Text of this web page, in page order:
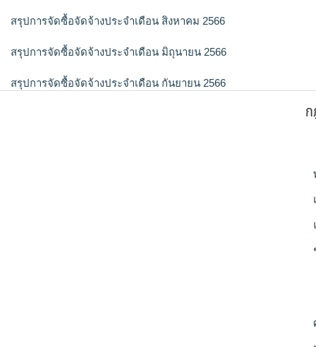
สรุปการจัดซื้อจัดจ้างประจำเดือน สิงหาคม 2566
สรุปการจัดซื้อจัดจ้างประจำเดือน มิถุนายน 2566
สรุปการจัดซื้อจัดจ้างประจำเดือน กันยายน 2566